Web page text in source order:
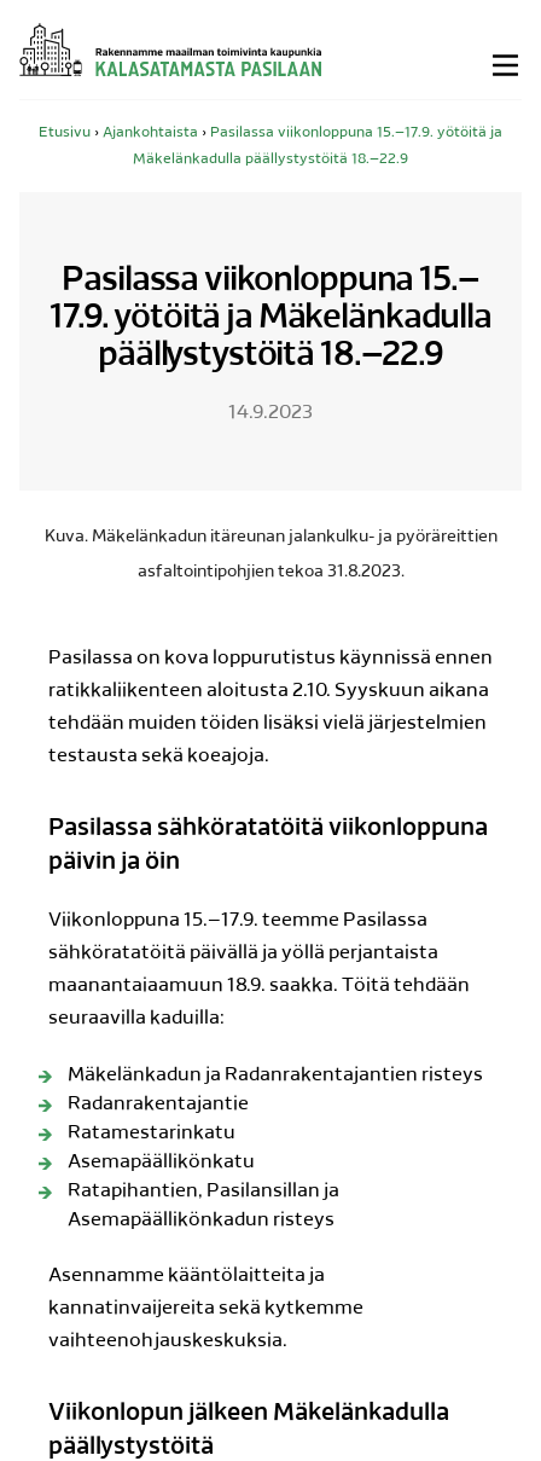
Siirry
sisältöön
Etusivu › Ajankohtaista › Pasilassa viikonloppuna 15.–17.9. yötöitä ja
Mäkelänkadulla päällystystöitä 18.–22.9
Pasilassa viikonloppuna 15.–
17.9. yötöitä ja Mäkelänkadulla
päällystystöitä 18.–22.9
14.9.2023
Kuva. Mäkelänkadun itäreunan jalankulku- ja pyöräreittien
asfaltointipohjien tekoa 31.8.2023.
Pasilassa on kova loppurutistus käynnissä ennen
ratikkaliikenteen aloitusta 2.10. Syyskuun aikana
tehdään muiden töiden lisäksi vielä järjestelmien
testausta sekä koeajoja.
Pasilassa sähköratatöitä viikonloppuna
päivin ja öin
Viikonloppuna 15.–17.9. teemme Pasilassa
sähköratatöitä päivällä ja yöllä perjantaista
maanantaiaamuun 18.9. saakka. Töitä tehdään
seuraavilla kaduilla:
Mäkelänkadun ja Radanrakentajantien risteys
Radanrakentajantie
Ratamestarinkatu
Asemapäällikönkatu
Ratapihantien, Pasilansillan ja
Asemapäällikönkadun risteys
Asennamme kääntölaitteita ja
kannatinvaijereita sekä kytkemme
vaihteenohjauskeskuksia.
Viikonlopun jälkeen Mäkelänkadulla
päällystystöitä